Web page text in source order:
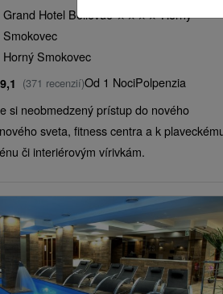
Grand Hotel Bellevue★★★★Horný
Smokovec
Horný Smokovec
9,1 (371 recenzií)Od 1 NociPolpenzia
si neobmedzený prístup do nového
sveta, fitness centra a k
či interiérovým vírivkám.